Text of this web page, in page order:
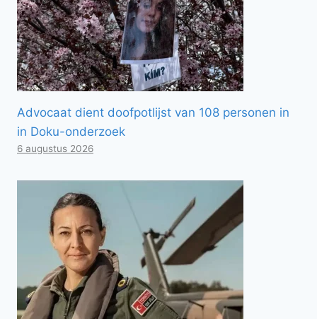
Advocaat dient doofpotlijst van 108 personen in
in Doku-onderzoek
6 augustus 2026